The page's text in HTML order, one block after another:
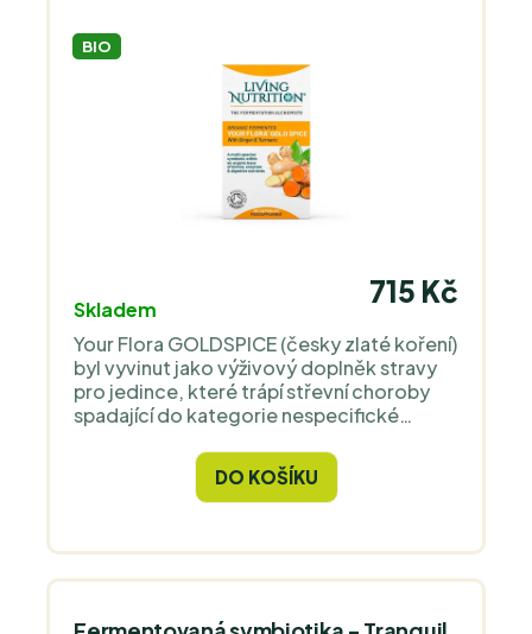
BIO
Skladem
715 Kč
Your Flora GOLDSPICE (česky zlaté koření)
byl vyvinut jako výživový doplněk stravy
pro jedince, které trápí střevní choroby
spadající do kategorie nespecifické
bowel disease). V přípravku Goldspice
funkci prebiotik zastupují byliny kurkuma a
DO KOŠÍKU